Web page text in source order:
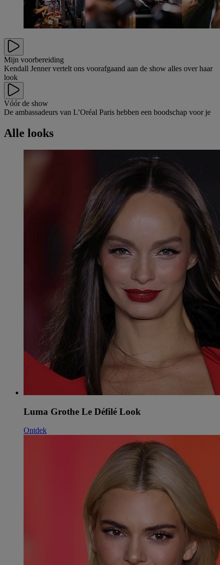
Mijn voorbereiding
Kendall Jenner vertelt ons voorafgaand aan de show alles over haar
look
Vóór de show
De ambassadeurs van L’Oréal Paris hebben een boodschap voor je
Alle looks
Luma Grothe Le Défilé Look
Ontdek